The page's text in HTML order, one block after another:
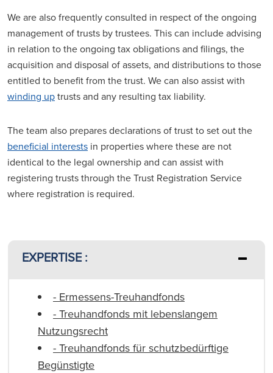
We are also frequently consulted in respect of the ongoing
management of trusts by trustees. This can include advising
in relation to the ongoing tax obligations and filings, the
acquisition and disposal of assets, and distributions to those
entitled to benefit from the trust. We can also assist with
winding uptrusts and any resulting tax liability.
The team also prepares declarations of trust to set out the
beneficial interests in properties where these are not
identical to the legal ownership and can assist with
registering trusts through the Trust Registration Service
where registration is required.
EXPERTISE :
- Ermessens-Treuhandfonds
- Treuhandfonds mit lebenslangem
Nutzungsrecht
- Treuhandfonds für schutzbedürftige
Begünstigte